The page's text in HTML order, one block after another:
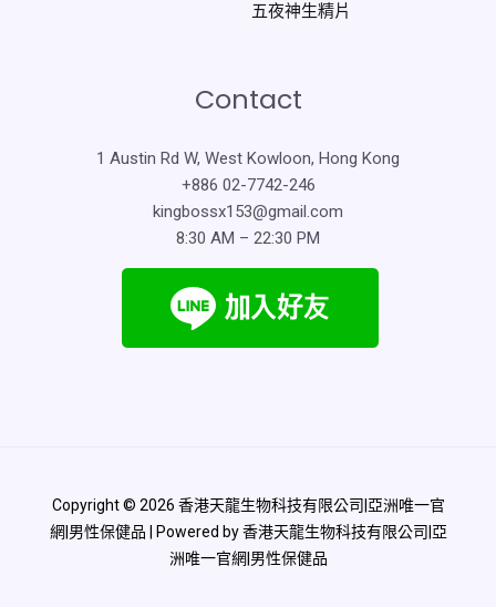
五夜神生精片
Contact
1 Austin Rd W, West Kowloon, Hong Kong
+886 02-7742-246
kingbossx153@gmail.com
8:30 AM – 22:30 PM
Copyright © 2026 香港天龍生物科技有限公司|亞洲唯一官
網|男性保健品 | Powered by 香港天龍生物科技有限公司|亞
洲唯一官網|男性保健品